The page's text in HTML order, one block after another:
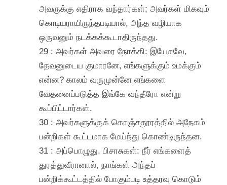
அவருக்கு எதிராக வந்தார்கள்; அவர்கள் மிகவும்
கொடியராயிருந்தபடியால், அந்த வழியாக
ஒருவனும் நடக்கக்கூடாதிருந்தது.
29 : அவர்கள் அவரை நோக்கி: இயேசுவே,
தேவனுடைய குமாரனே, எங்களுக்கும் உமக்கும்
என்ன? காலம் வருமுன்னே எங்களை
வேதனைப்படுத்த இங்கே வந்தீரோ என்று
கூப்பிட்டார்கள்.
30 : அவர்களுக்குக் கொஞ்சதூரத்தில் அநேகம்
பன்றிகள் கூட்டமாக மேய்ந்து கொண்டிருந்தன.
31 : அப்பொழுது, பிசாசுகள்: நீர் எங்களைத்
துரத்துவீரானால், நாங்கள் அந்தப்
பன்றிக்கூட்டத்தில் போகும்படி உத்தரவு கொடும்